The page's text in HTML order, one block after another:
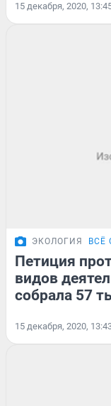
15 декабря, 2020,
ЭКОЛОГИЯ ВСЁ
Петиция
видов
собрала 57
15 декабря, 2020,